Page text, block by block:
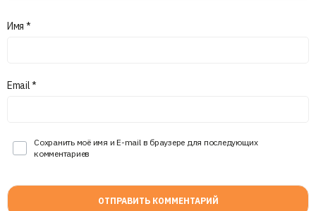
Имя *
Email*
Сохранить моё имя и E-mail в браузере для последующих
комментариев